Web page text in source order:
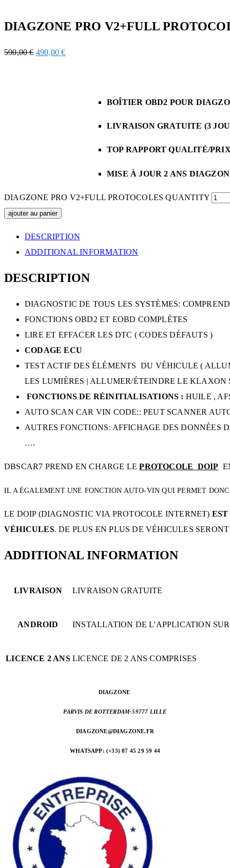
DIAGZONE PRO V2+FULL
590,00€ 490,00€
BOÎTIER OBD2 POUR
LIVRAISON GRATUITE (3
TOP RAPPORT QUALITÉ/
MISE À JOUR 2 ANS
DIAGZONE PRO V2+FULL PROTOCOLES QUANTITY
ajouter au panier
DESCRIPTION
ADDITIONAL INFORMATION
DESCRIPTION
DIAGNOSTIC DE TOUS LES SYSTÈMES:
FONCTIONS OBD2 ET EOBD COMPLÈTES
LIRE ET EFFACER LES DTC ( CODES DÉFAUTS )
CODAGE ECU
TEST ACTIF DES ÉLÉMENTS DU VÉHICULE (
LES LUMIÈRES | ALLUMER/ÉTEINDRE LE
FONCTIONS DE RÉINITIALISATIONS : HUILE ,
AUTO SCAN CAR VIN CODE:: PEUT SCANNER
AUTRES FONCTIONS: AFFICHAGE DES DONNÉES
….
DBSCAR7 PREND EN CHARGE LEPROTOCOLE DOIP
IL A ÉGALEMENT UNE FONCTION AUTO-VIN QUI PERMET
LE DOIP (DIAGNOSTIC VIA PROTOCOLE INTERNET)
VÉHICULES. DE PLUS EN PLUS DE VÉHICULES
ADDITIONAL INFORMATION
LIVRAISON LIVRAISON GRATUITE
ANDROID INSTALLATION DE L'APPLICATION
LICENCE 2 ANS LICENCE DE 2 ANS COMPRISES
DIAGZONE
PARVIS DE ROTTERDAM-59777 LILLE
DIAGZONE@DIAGZONE.FR
WHATSAPP: (+33) 07 45 29 59 44